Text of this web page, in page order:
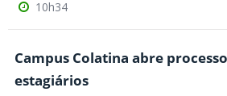
10h34
Campus Colatina abre
estagiários